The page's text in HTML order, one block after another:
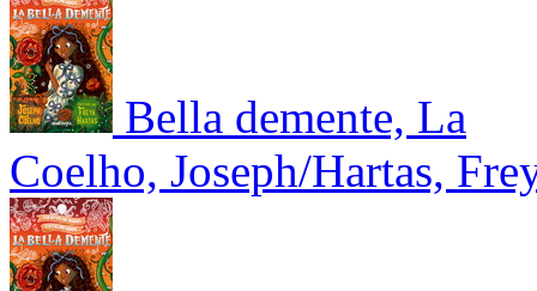
Bella demente, La
Coelho, Joseph/Hartas,